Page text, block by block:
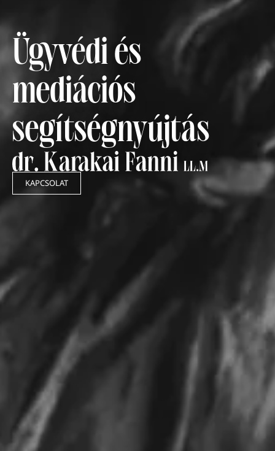
Ügyvédi és
mediációs
segítségnyújtás
KAPCSOLAT